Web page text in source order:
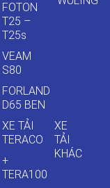
FOTON
T25 –
T25s
VEAM
S80
FORLAND
D65 BEN
XE TẢI
TERACO
+
TERA100
XE
TẢI
KHÁC